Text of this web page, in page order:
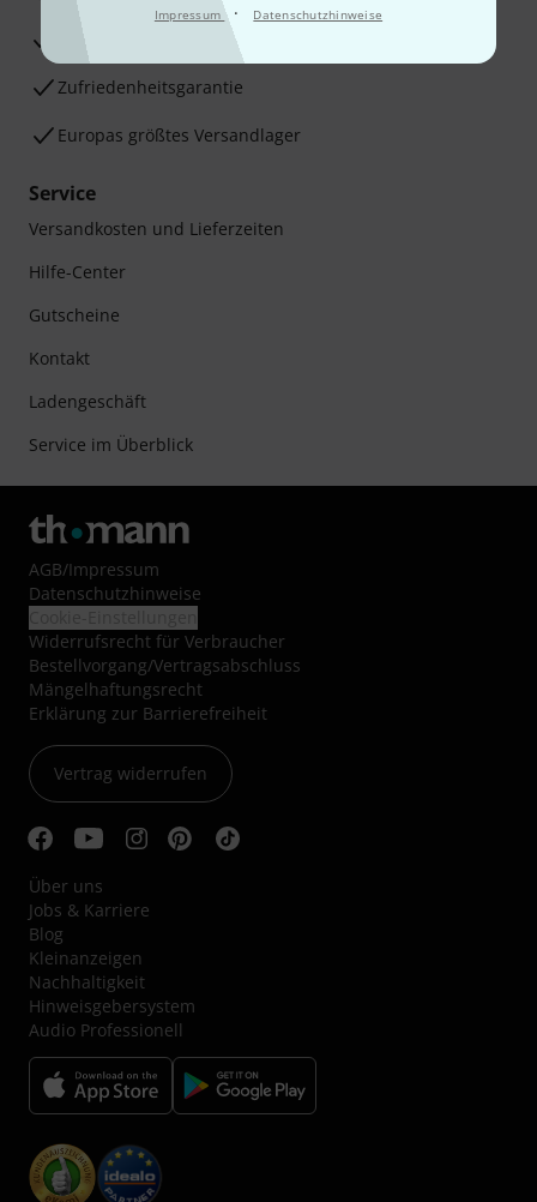
Impressum · Datenschutzhinweise
Beratung durch Fachexperten
Zufriedenheitsgarantie
Europas größtes Versandlager
Service
Versandkosten und Lieferzeiten
Hilfe-Center
Gutscheine
Kontakt
Ladengeschäft
Service im Überblick
AGB/Impressum
Datenschutzhinweise
Widerrufsrecht für Verbraucher
Bestellvorgang/Vertragsabschluss
Mängelhaftungsrecht
Erklärung zur Barrierefreiheit
Vertrag widerrufen
Über uns
Jobs & Karriere
Blog
Kleinanzeigen
Nachhaltigkeit
Hinweisgebersystem
Audio Professionell